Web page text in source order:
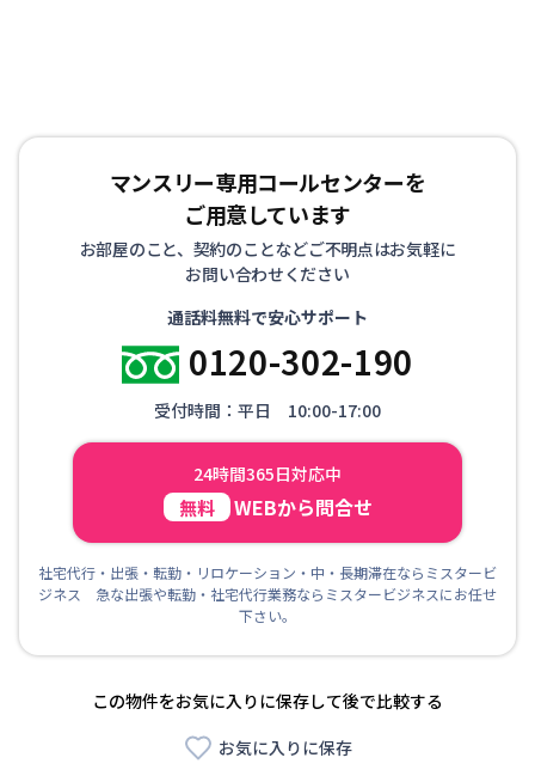
マンスリー専用コールセンターを
ご用意しています
お部屋のこと、契約のことなどご不明点はお気軽に
お問い合わせください
通話料無料で安心サポート
0120-302-190
受付時間：平日 10:00-17:00
24時間365日対応中
無料 WEBから問合せ
社宅代行・出張・転勤・リロケーション・中・長期滞在ならミスタービ
ジネス 急な出張や転勤・社宅代行業務ならミスタービジネスにお任せ
下さい。
この物件をお気に入りに保存して後で比較する
お気に入りに保存